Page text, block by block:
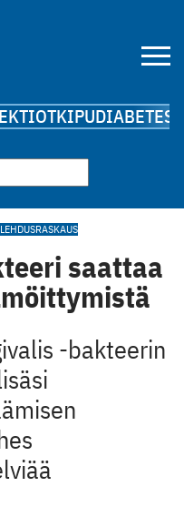
KIPUDIABETES
RASKAUS
saattaa
-bakteerin